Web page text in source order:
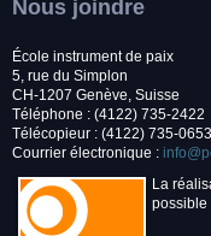
Nous joindre
École instrument de paix
5, rue du Simplon
CH-1207 Genève, Suisse
Téléphone : (4122) 735-2422
Télécopieur : (4122) 735-0653
Courrier électronique :
La
possible